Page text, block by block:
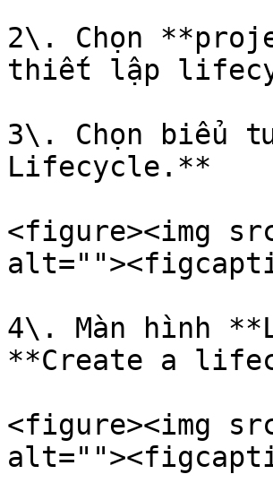
2\. Chọn
thiết lập
3\. Chọn biểu
Lifecycle.**
<figure><img
4\. Màn hình
**Create a
<figure><img